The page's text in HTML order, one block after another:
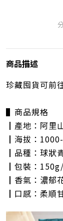
商品描述
珍藏囤貨可前
▌商品規格
┃產地：阿里
┃海拔：
┃品種：球狀
┃包裝：
┃香氣：濃郁
┃口感：柔順